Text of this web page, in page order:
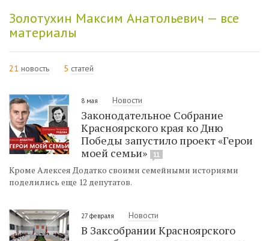
Золотухин Максим Анатольевич — все
материалы
21 новость 5 статей
8 мая Новости
Законодательное Собрание
Красноярского края ко Дню
Победы запустило проект «Герои
моей семьи»
11
Кроме Алексея Додатко своими семейными историями
поделились еще 12 депутатов.
27 февраля Новости
В Заксобрании Красноярского